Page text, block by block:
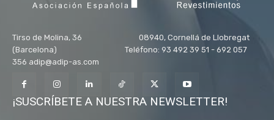
Tirso de Molina, 36 08940, Cornellá de Llobregat
(Barcelona) Teléfono: 93 492 39 51 - 692 057
356 adip@adip-as.com
¡SUSCRÍBETE A NUESTRA NEWSLETTER!